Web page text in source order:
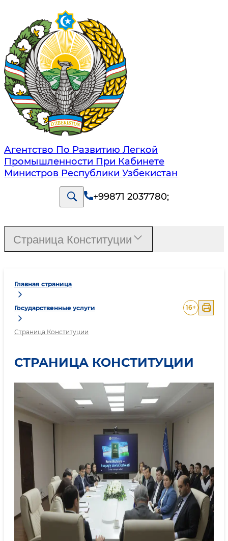
Агентство По Развитию Легкой
Промышленности При Кабинете
Министров Республики Узбекистан
+99871 2037780;
Главная страница
Государственные услуги
Страница Конституции
16+
СТРАНИЦА КОНСТИТУЦИИ
Страница Конституции